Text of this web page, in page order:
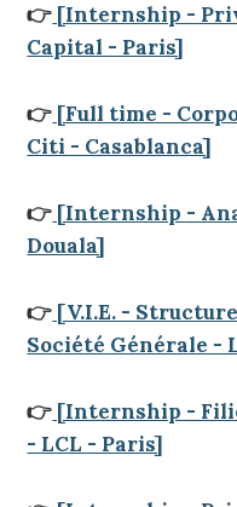
👉 [Internship -
Capital - Paris]
👉 [Full time -
Citi - Casablanca]
👉 [Internship -
Douala]
👉 [V.I.E. -
Société Générale -
👉 [Internship -
- LCL - Paris]